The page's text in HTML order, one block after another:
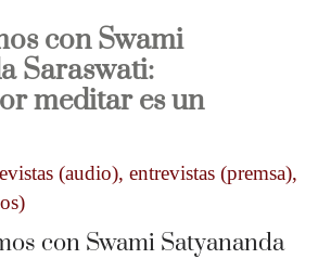
con Swami
Saraswati:
meditar es un
(audio), entrevistas (premsa),
con Swami Satyananda